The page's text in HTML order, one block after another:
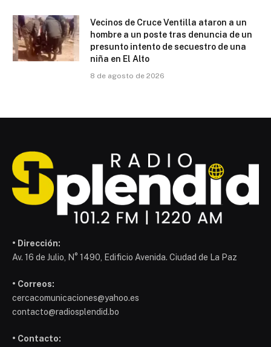
Vecinos de Cruce Ventilla ataron a un
hombre a un poste tras denuncia de un
presunto intento de secuestro de una
niña en El Alto
8 de agosto de 2026
• Dirección:
Av. 16 de Julio, N° 1490, Edificio Avenida. Ciudad de La Paz
• Correos:
cercacomunicaciones@yahoo.es
contacto@radiosplendid.bo
• Contacto: